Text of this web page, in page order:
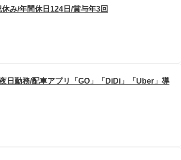
み/年間休日124日/賞与年3回
日勤務/配車アプリ「GO」「DiDi」「Uber」導